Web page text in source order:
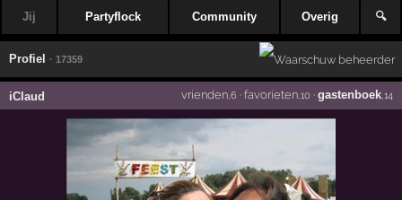
Jij Partyflock Community Overig 🔍
Profiel · 17359
iClaud vrienden,6 · favorieten,10 · gastenboek,14